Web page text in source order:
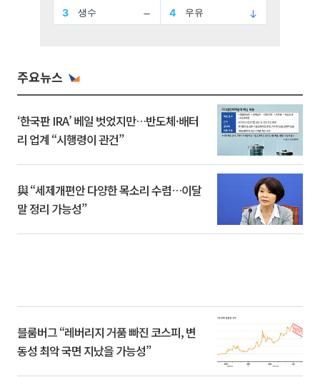
주요뉴스
‘한국판 IRA’ 베일 벗었지만…반도체·배터
리 업계 “시행령이 관건”
與 “세제개편안 다양한 목소리 수렴…이달
말 정리 가능성”
블룸버그 “레버리지 거품 빠진 코스피, 변
동성 최악 국면 지났을 가능성”